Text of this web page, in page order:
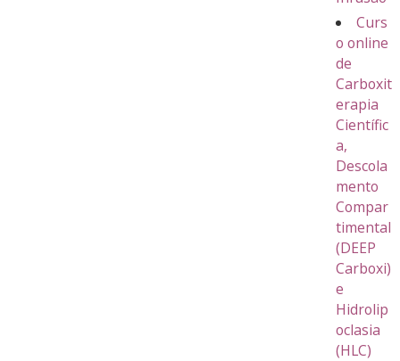
Curs
o online
de
Carboxit
erapia
Científic
a,
Descola
mento
Compar
timental
(DEEP
Carboxi)
e
Hidrolip
oclasia
(HLC)